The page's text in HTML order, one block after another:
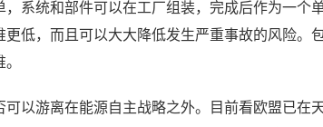
系统和部件可以在工厂组装，完成后作为一个
低，而且可以大大降低发生严重事故的风险。
以游离在能源自主战略之外。目前看欧盟已在